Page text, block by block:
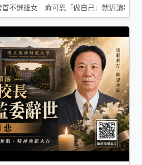
首不選雄女 俞可恩「做自己」就近讀新莊